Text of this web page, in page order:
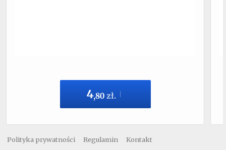
4,80 zł.
Polityka prywatności Regulamin Kontakt